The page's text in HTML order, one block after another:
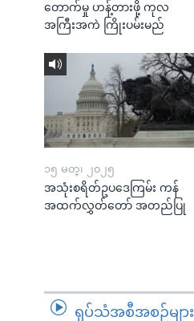
တောက်မှု ဟန့်တားဖို့ ကုလ
အကြီးအကဲ ကြိုးပမ်းမည်
၁၅ မတ္၊ ၂၀၂၅
အသုံးစရိတ်ဥပဒေကြမ်း ကန်
အထက်လွှတ်တော် အတည်ပြု
ရုပ်သံအစီအစဉ်များ